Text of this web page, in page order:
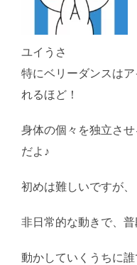
ユイうさ
特にベリーダンスは
れるほど！
身体の個々を独立さ
だよ♪
初めは難しいですが、
非日常的な動きで、普
動かしていくうちに